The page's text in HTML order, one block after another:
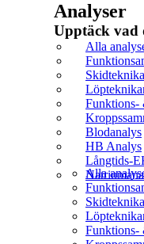
Analyser
Upptäck
Alla
Funktions-
Blodanalys
HB Analys
Långtids-
Alla
Funktions-